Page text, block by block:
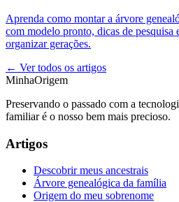
Aprenda como montar a árvore
com modelo pronto, dicas de pesquisa
organizar gerações.
← Ver todos os artigos
MinhaOrigem
Preservando o passado com a
familiar é o nosso bem mais precioso.
Artigos
Descobrir meus ancestrais
Árvore genealógica da família
Origem do meu sobrenome